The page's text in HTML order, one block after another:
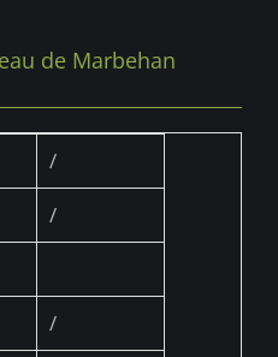
de Marbehan
/
/
/